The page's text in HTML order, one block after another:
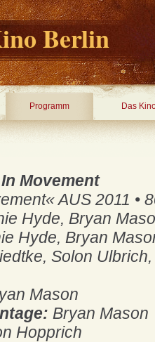
Berlin
Programm Das
Movement
AUS 2011 •
Hyde, Bryan
Hyde, Bryan
Solon
Mason
Bryan Mason
Hopprich